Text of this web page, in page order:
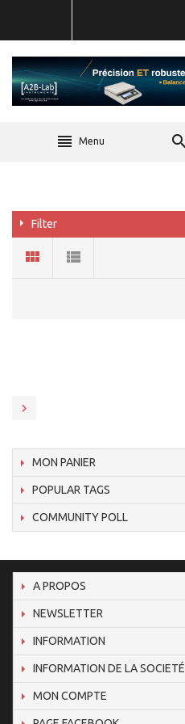
Menu
Filter
MON PANIER
POPULAR TAGS
COMMUNITY POLL
A PROPOS
NEWSLETTER
INFORMATION
INFORMATION DE LA SOCIETÉ
MON COMPTE